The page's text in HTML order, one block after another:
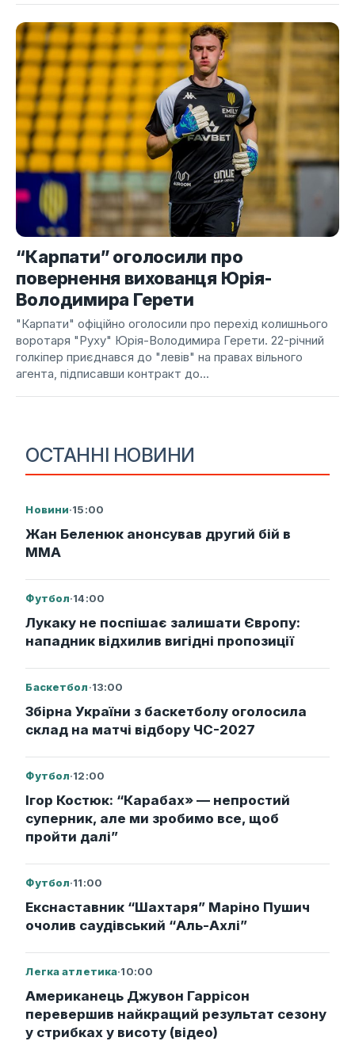
ОСТАННІ НОВИНИ
Новини·15:00
Жан Беленюк анонсував другий бій в
ММА
Футбол·14:00
Лукаку не поспішає залишати Європу:
нападник відхилив вигідні пропозиції
Баскетбол·13:00
Збірна України з баскетболу оголосила
склад на матчі відбору ЧС-2027
Футбол·12:00
Ігор Костюк: “Карабах» — непростий
суперник, але ми зробимо все, щоб
пройти далі”
Футбол·11:00
Екснаставник “Шахтаря” Маріно Пушич
очолив саудівський “Аль-Ахлі”
Легка атлетика·10:00
Американець Джувон Гаррісон
перевершив найкращий результат сезону
у стрибках у висоту (відео)
“Карпати” оголосили про
повернення вихованця Юрія-
Володимира Герети
"Карпати" офіційно оголосили про перехід колишнього
воротаря "Руху" Юрія-Володимира Герети. 22-річний
голкіпер приєднався до "левів" на правах вільного
агента, підписавши контракт до...